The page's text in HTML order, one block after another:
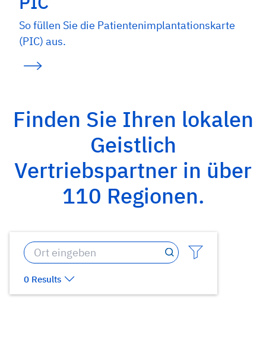
So füllen Sie die Patientenimplantationskarte
(PIC) aus.
Finden Sie Ihren lokalen
Geistlich
Vertriebspartner in über
110 Regionen.
0 Results